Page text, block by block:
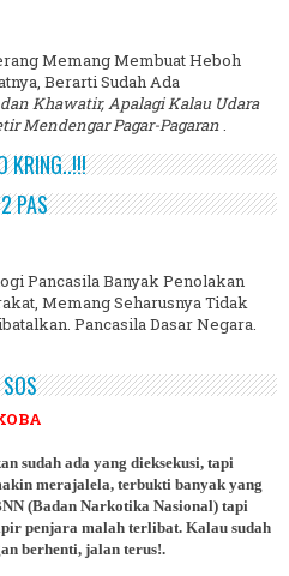
Memang Membuat Heboh
Berarti Sudah Ada
Khawatir, Apalagi Kalau Udara
Mendengar Pagar-Pagaran.
KRING..!!!
PAS
Pancasila Banyak Penolakan
Memang Seharusnya Tidak
Pancasila Dasar Negara.
SOS
sudah ada yang dieksekusi, tapi
merajalela, terbukti banyak yang
(Badan Narkotika Nasional) tapi
penjara malah terlibat. Kalau sudah
berhenti, jalan terus!.